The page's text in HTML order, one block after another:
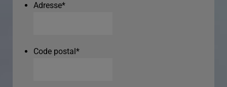
Adresse*
Code postal*